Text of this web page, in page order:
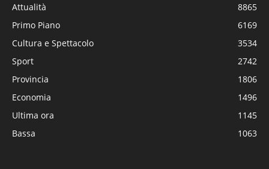
Attualità
8865
Primo Piano
6169
Cultura e Spettacolo
3534
Sport
2742
Provincia
1806
Economia
1496
Ultima ora
1145
Bassa
1063